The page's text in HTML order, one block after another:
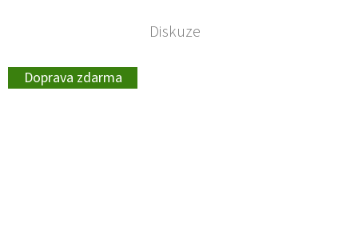
Diskuze
Doprava zdarma